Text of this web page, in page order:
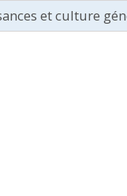
et culture